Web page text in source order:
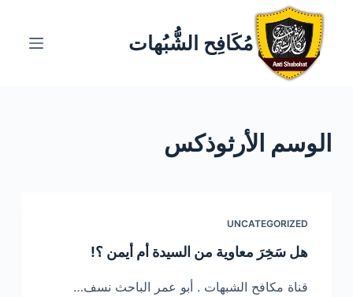
مُكَافِح الشُّبُهات
الوسم الأرثوذكس
UNCATEGORIZED
هل سَخِرَ معاوية من السيدة أم أيمن ؟!
قناة مكافح الشبهات . أبو عمر الباحث نسف…